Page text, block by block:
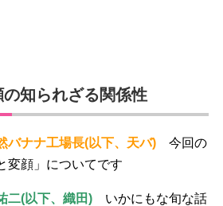
知られざる関係性
バナナ工場長(以下、天バ)今回の
変顔」についてです
二(以下、織田) いかにもな旬な話